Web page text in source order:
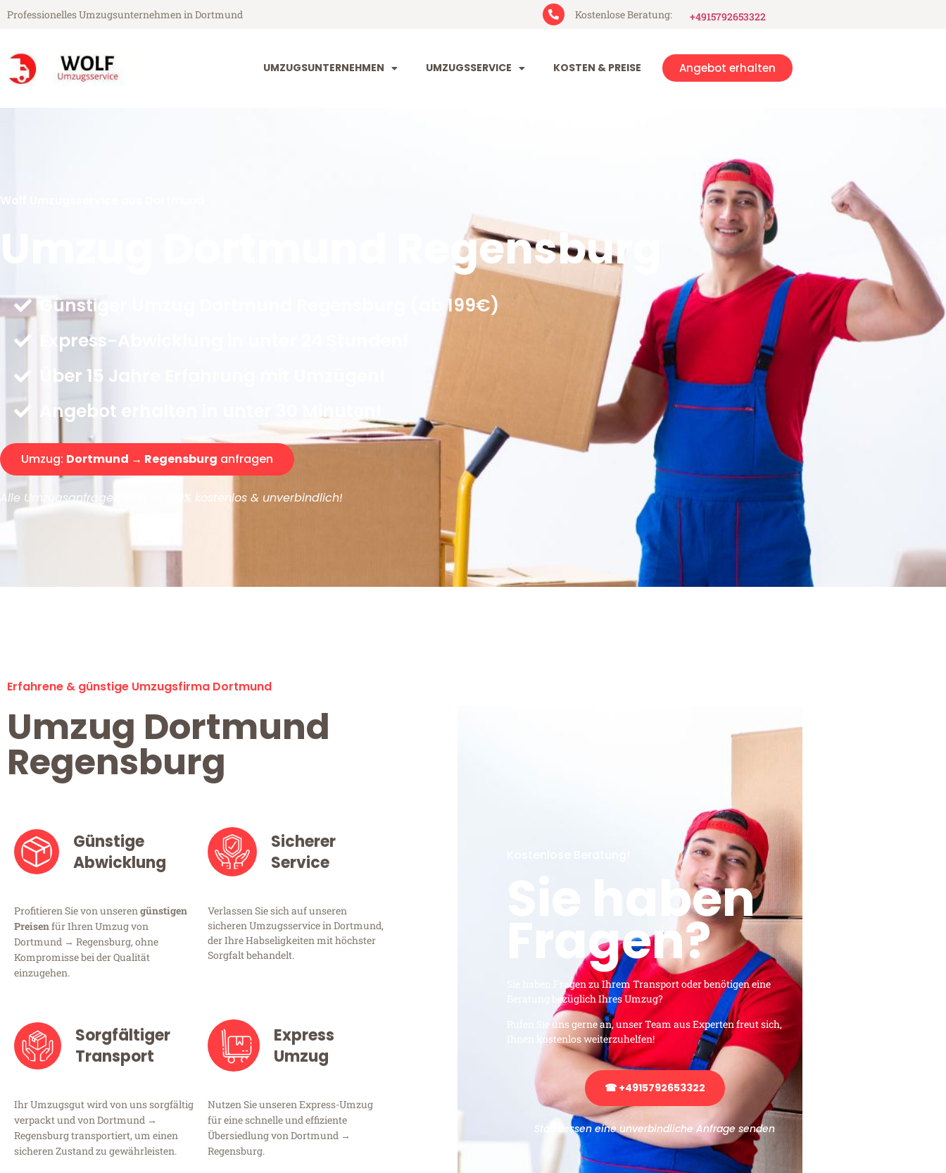
Professionelles Umzugsunternehmen in Dortmund Kostenlose Beratung: +4915792653322
UMZUGSUNTERNEHMEN UMZUGSSERVICE KOSTEN & PREISE Angebot erhalten
Umzug Dortmund Regensburg
Günstiger Umzug Dortmund Regensburg (ab 199€)
Express-Abwicklung in unter 24 Stunden!
Über 15 Jahre Erfahrung mit Umzügen!
Angebot erhalten in unter 30 Minuten!
Umzug: Dortmund → Regensburg anfragen
Alle Umzugsanfragen sind zu 100% kostenlos & unverbindlich!
Erfahrene & günstige Umzugsfirma Dortmund
Umzug Dortmund
Regensburg
Günstige
Abwicklung
Profitieren Sie von unserengünstigen
Preisenfür Ihren Umzug von
Dortmund → Regensburg, ohne
Kompromisse bei der Qualität
einzugehen.
Sicherer
Service
Verlassen Sie sich auf unseren
sicheren Umzugsservice in Dortmund,
der Ihre Habseligkeiten mit höchster
Sorgfalt behandelt.
Sorgfältiger
Transport
Ihr Umzugsgut wird von uns sorgfältig
verpackt und von Dortmund →
Regensburg transportiert, um einen
sicheren Zustand zu gewährleisten.
Express
Umzug
Nutzen Sie unseren Express-Umzug
für eine schnelle und effiziente
Übersiedlung von Dortmund →
Regensburg.
Sie haben
Fragen?
Sie haben Fragen zu Ihrem Transport oder benötigen eine
Beratung bezüglich Ihres Umzug?
Rufen Sie uns gerne an, unser Team aus Experten freut sich,
Ihnen kostenlos weiterzuhelfen!
☎ +4915792653322
Stattdessen eine unverbindliche Anfrage senden